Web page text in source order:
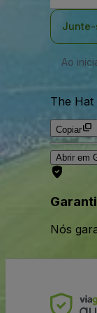
Junte-
Ao
The Hat
Copiar
Abrir em
Nós